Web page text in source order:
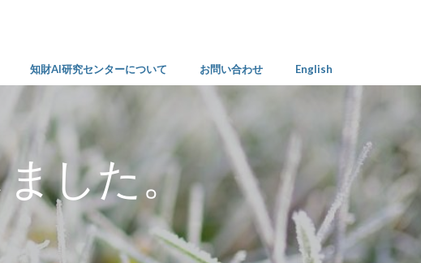
知財AI研究センターについて お問い合わせ English
した。